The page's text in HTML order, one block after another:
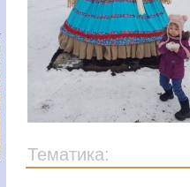
Тематика: